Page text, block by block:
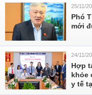
25/11/
Phó
mới
24/11/
Hợp
khỏe
y tế